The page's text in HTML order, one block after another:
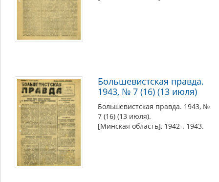
Большевистская правда.
1943, № 7 (16) (13 июля)
Большевистская правда. 1943, №
7 (16) (13 июля).
[Минская область], 1942-. 1943.